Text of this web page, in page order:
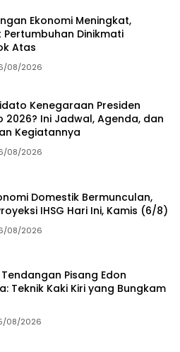
Ekonomi Meningkat,
Dinikmati
Atas
08/2026
Kenegaraan Presiden
2026? Ini Jadwal, Agenda, dan
Kegiatannya
08/2026
Domestik Bermunculan,
IHSG Hari Ini, Kamis (6/8)
08/2026
Pisang Edon
Teknik Kaki Kiri yang Bungkam
08/2026